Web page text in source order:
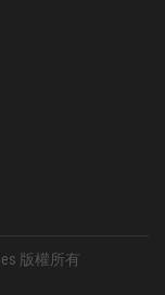
版權所有